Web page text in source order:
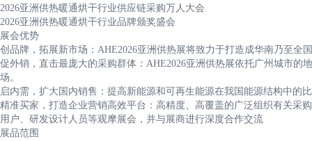
2026亚洲供热暖通烘干行业供应链采购万人大会
2026亚洲供热暖通烘干行业品牌颁奖盛会
展会优势
创品牌，拓展新市场：AHE2026亚洲供热展将致力于打造成华南乃至全
促外销，直击最庞大的采购群体：AHE2026亚洲供热展依托广州城市的
场。
启内需，扩大国内销售：提高新能源和可再生能源在我国能源结构中的
精准买家，打造企业营销高效平台：高精度、高覆盖的广泛组织有关采
用户、研发设计人员等观摩展会，并与展商进行深度合作交流
展品范围